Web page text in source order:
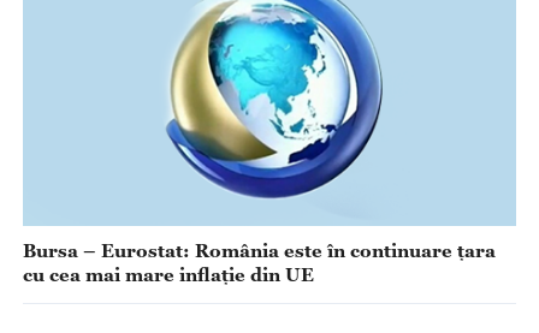
Bursa – Eurostat: România este în continuare ţara
cu cea mai mare inflaţie din UE